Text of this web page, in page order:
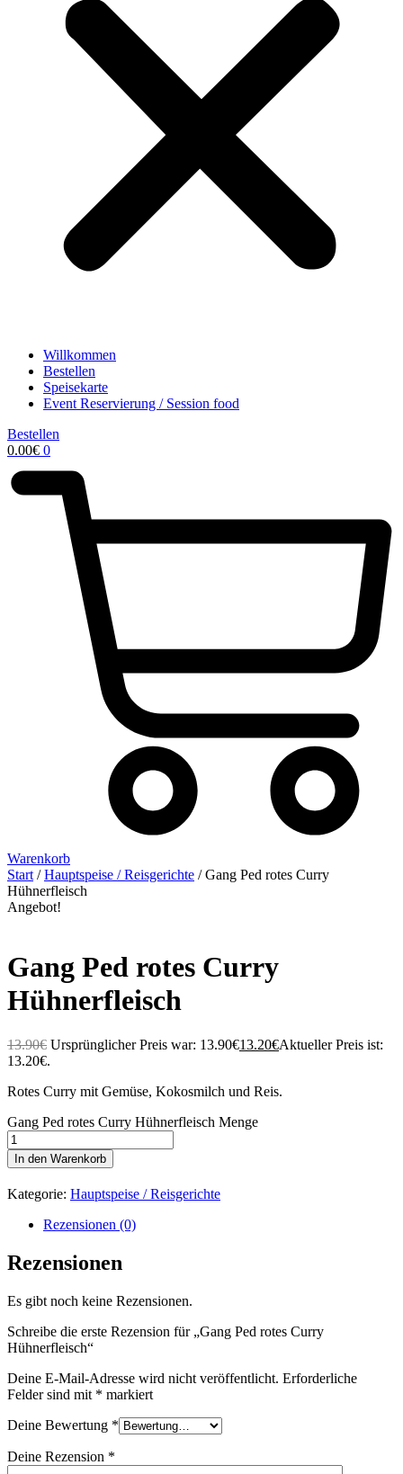
Willkommen
Bestellen
Speisekarte
Event Reservierung / Session food
Bestellen
0.00€ 0
Warenkorb
Start /Hauptspeise / Reisgerichte / Gang Ped rotes Curry
Hühnerfleisch
Angebot!
Gang Ped rotes Curry
Hühnerfleisch
13.90€ Ursprünglicher Preis war: 13.90€13.20€Aktueller Preis ist:
13.20€.
Rotes Curry mit Gemüse, Kokosmilch und Reis.
Gang Ped rotes Curry Hühnerfleisch Menge
In den Warenkorb
Kategorie: Hauptspeise / Reisgerichte
Rezensionen (0)
Rezensionen
Es gibt noch keine Rezensionen.
Schreibe die erste Rezension für „Gang Ped rotes Curry
Hühnerfleisch“
Deine E-Mail-Adresse wird nicht veröffentlicht. Erforderliche
Felder sind mit * markiert
Deine Bewertung *
Deine Rezension *